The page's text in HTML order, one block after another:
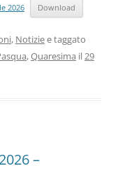
2026 Download
, Notiziee taggato
,Quaresima il29
–